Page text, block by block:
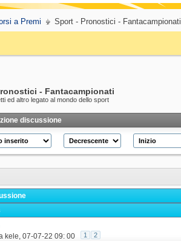
a Premi Sport - Pronostici - Fantacampionati
- Fantacampionati
ed altro legato al mondo dello sport
discussione
kele‎, 07-07-22 09: 00 1 2